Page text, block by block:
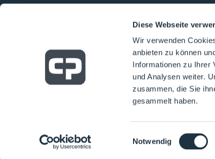
Diese Webseite
Wir verwenden
anbieten zu können
Informationen zu Ihrer
und Analysen weiter.
zusammen, die Sie
gesammelt haben.
Einwilligungsauswahl
Notwendig